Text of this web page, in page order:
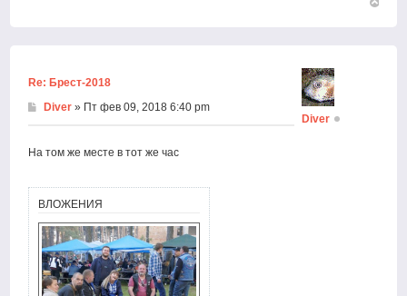
Re: Брест-2018
Diver » Пт фев 09, 2018 6:40 pm
На том же месте в тот же час
ВЛОЖЕНИЯ
Diver